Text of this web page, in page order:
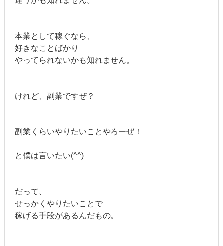
本業として稼ぐなら、
好きなことばかり
やってられないかも知れません。
けれど、副業ですぜ？
副業くらいやりたいことやろーぜ！
と僕は言いたい(^^)
だって、
せっかくやりたいことで
稼げる手段があるんだもの。